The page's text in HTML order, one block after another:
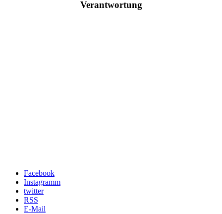
Verantwortung
Facebook
Instagramm
twitter
RSS
E-Mail